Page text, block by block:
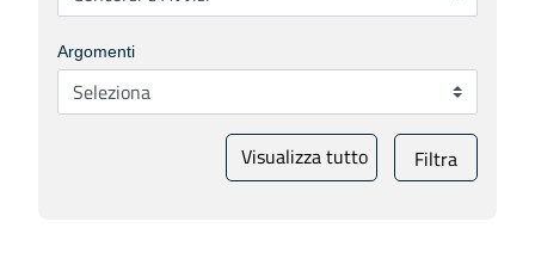
Argomenti
Visualizza tutto Filtra